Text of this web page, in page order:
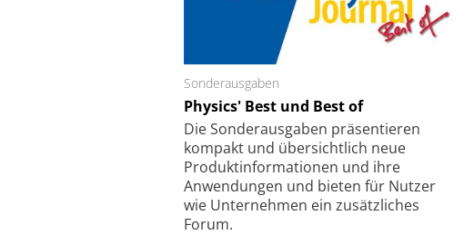
Sonderausgaben
Physics' Best und Best of
Die Sonder­ausgaben präsentieren
kompakt und übersichtlich neue
Produkt­informationen und ihre
Anwendungen und bieten für Nutzer
wie Unternehmen ein zusätzliches
Forum.
Faserkoppler mit Super-
Feinfokussierungsmechanismus